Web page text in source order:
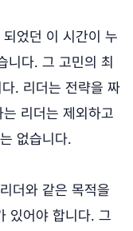
었던 이 시간이 누
니다. 그 고민의 최
. 리더는 전략을 짜
리더는 제외하고
없습니다.
더와 같은 목적을
있어야 합니다. 그